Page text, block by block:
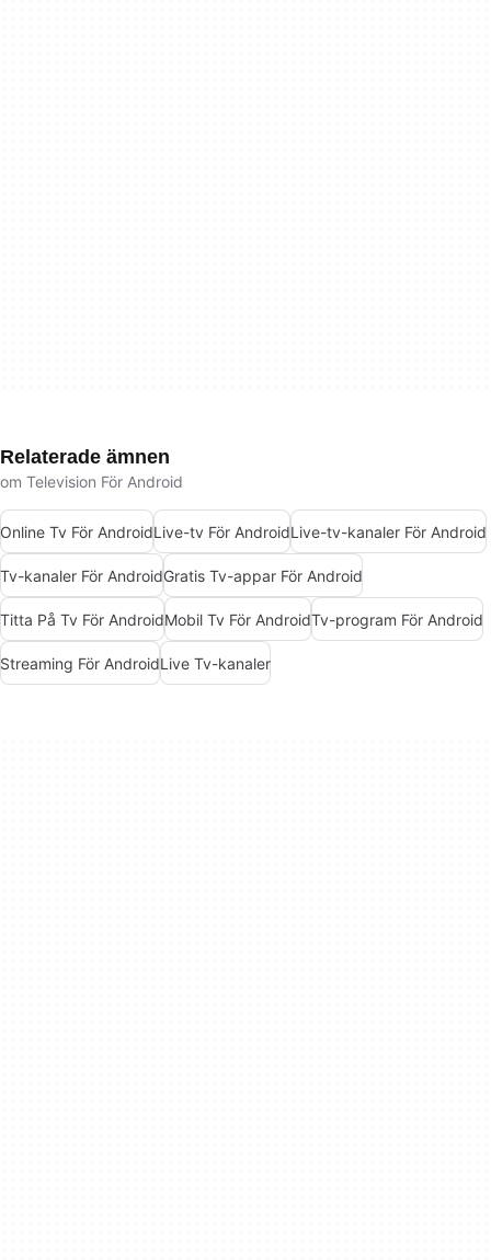
Relaterade ämnen
om Television För Android
Online Tv För AndroidLive-tv För AndroidLive-tv-kanaler För Android
Tv-kanaler För AndroidGratis Tv-appar För Android
Titta På Tv För AndroidMobil Tv För AndroidTv-program För Android
Streaming För AndroidLive Tv-kanaler